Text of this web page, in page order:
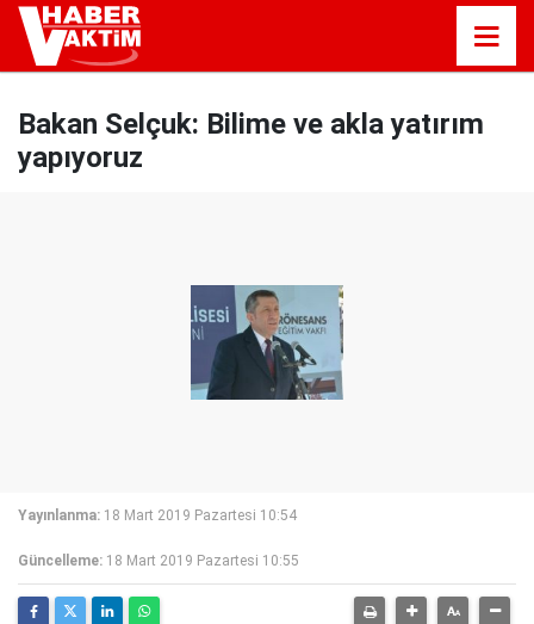
Bakan Selçuk: Bilime ve akla yatırım
yapıyoruz
Yayınlanma: 18 Mart 2019 Pazartesi 10:54
Güncelleme: 18 Mart 2019 Pazartesi 10:55